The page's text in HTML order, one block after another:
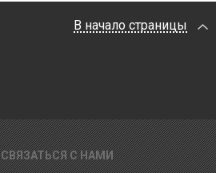
В начало страницы
СВЯЗАТЬСЯ С НАМИ